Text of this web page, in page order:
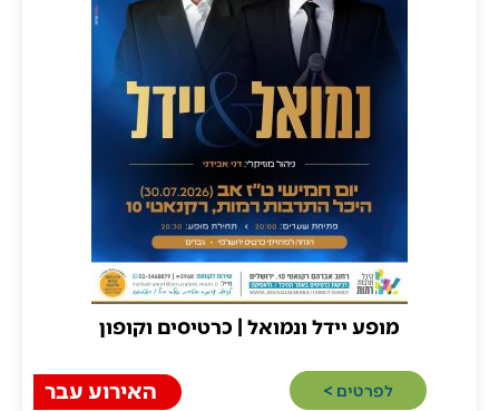
מופע יידל ונמואל | כרטיסים וקופון
לפרטים >​ האירוע עבר